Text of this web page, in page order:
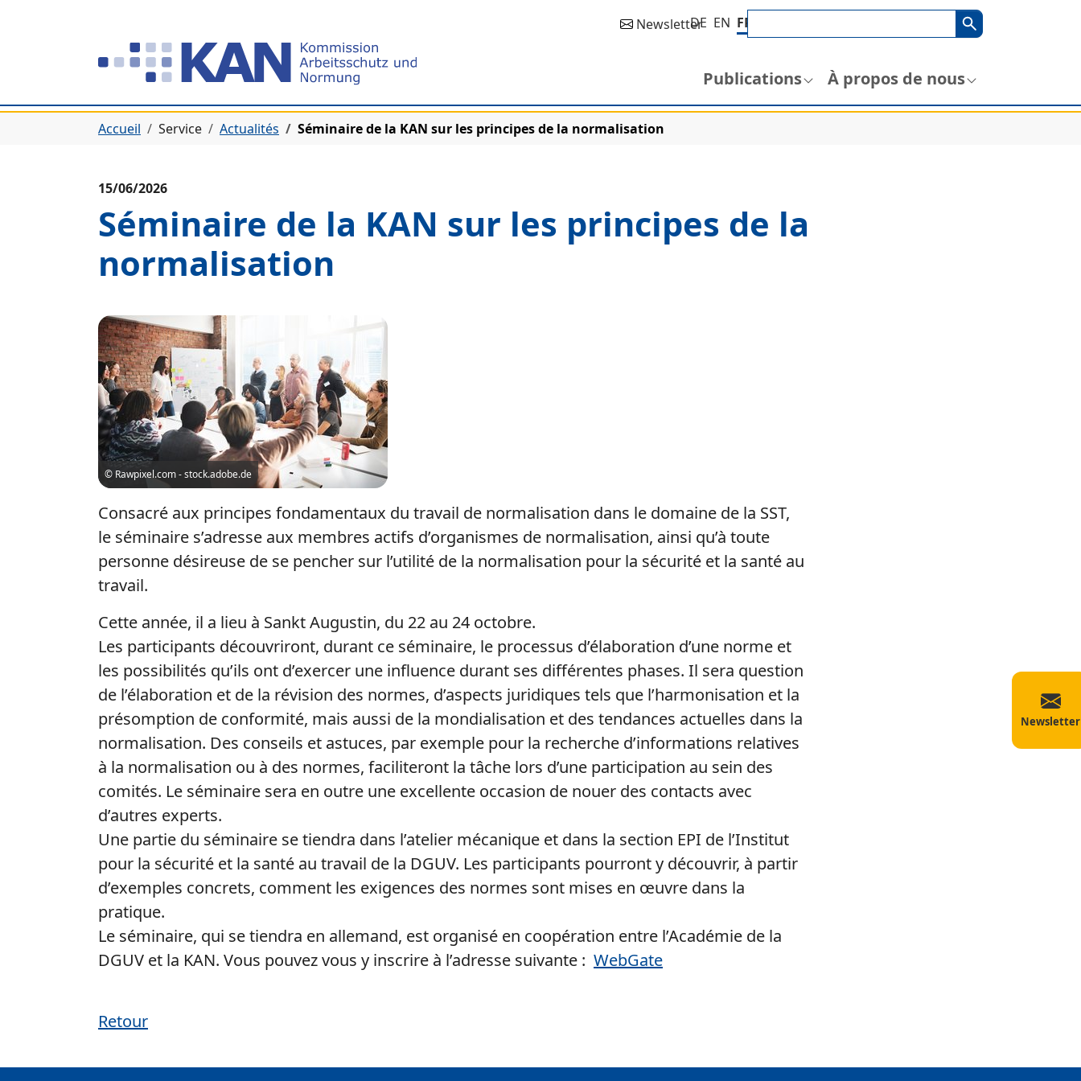
Newsletter
DE EN FR
Publications À propos de nous
Vous êtes ici:
Accueil Service Actualités Séminaire de la KAN sur les principes de la normalisation
15/06/2026
Séminaire de la KAN sur les principes de la
normalisation
© Rawpixel.com - stock.adobe.de
Consacré aux principes fondamentaux du travail de normalisation dans le domaine de la SST,
le séminaire s’adresse aux membres actifs d’organismes de normalisation, ainsi qu’à toute
personne désireuse de se pencher sur l’utilité de la normalisation pour la sécurité et la santé au
travail.
Cette année, il a lieu à Sankt Augustin, du 22 au 24 octobre.
Les participants découvriront, durant ce séminaire, le processus d’élaboration d’une norme et
les possibilités qu’ils ont d’exercer une influence durant ses différentes phases. Il sera question
de l’élaboration et de la révision des normes, d’aspects juridiques tels que l’harmonisation et la
présomption de conformité, mais aussi de la mondialisation et des tendances actuelles dans la
normalisation. Des conseils et astuces, par exemple pour la recherche d’informations relatives
à la normalisation ou à des normes, faciliteront la tâche lors d’une participation au sein des
comités. Le séminaire sera en outre une excellente occasion de nouer des contacts avec
d’autres experts.
Une partie du séminaire se tiendra dans l’atelier mécanique et dans la section EPI de l’Institut
pour la sécurité et la santé au travail de la DGUV. Les participants pourront y découvrir, à partir
d’exemples concrets, comment les exigences des normes sont mises en œuvre dans la
pratique.
Le séminaire, qui se tiendra en allemand, est organisé en coopération entre l’Académie de la
DGUV et la KAN. Vous pouvez vous y inscrire à l’adresse suivante : WebGate
Retour
Newsletter